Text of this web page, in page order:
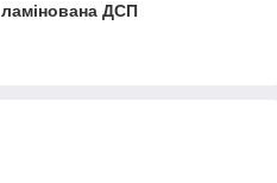
ламінована ДСП